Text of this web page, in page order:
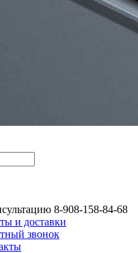
8-908-158-84-68
и доставки
звонок